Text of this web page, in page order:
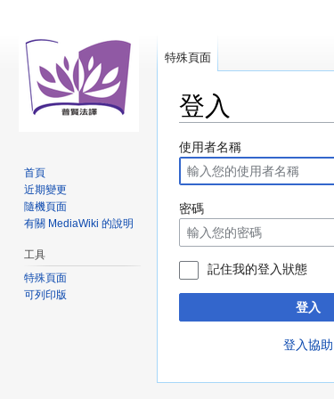
登入
跳
至
導
覽
跳
至
搜
尋
使用者名稱
密碼
記住我的登入狀態
登入
登入協助
特殊頁面
首頁
近期變更
隨機頁面
有關 MediaWiki 的說明
工具
特殊頁面
可列印版